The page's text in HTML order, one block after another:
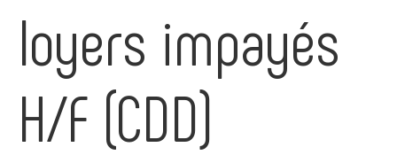
loyers impayés
H/F (CDD)